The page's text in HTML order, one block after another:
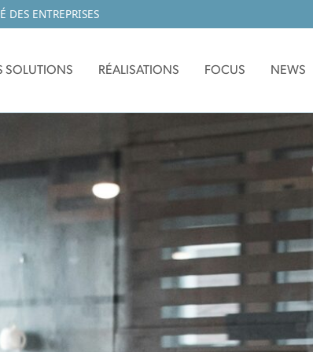
ENTREPRISES
SOLUTIONS RÉALISATIONS FOCUS NEWS